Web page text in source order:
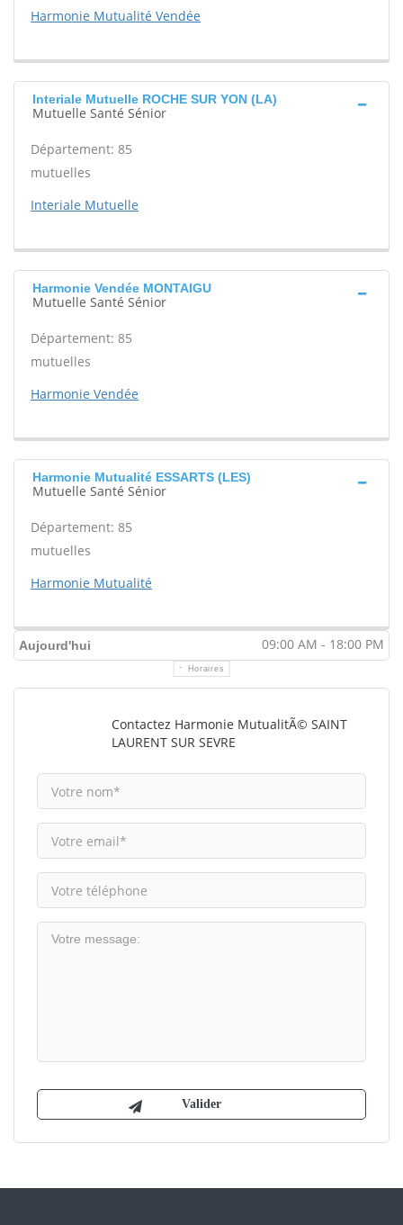
Harmonie Mutualité Vendée
Interiale Mutuelle ROCHE SUR YON (LA)
Mutuelle Santé Sénior
Département: 85
mutuelles
Interiale Mutuelle
Harmonie Vendée MONTAIGU
Mutuelle Santé Sénior
Département: 85
mutuelles
Harmonie Vendée
Harmonie Mutualité ESSARTS (LES)
Mutuelle Santé Sénior
Département: 85
mutuelles
Harmonie Mutualité
Aujourd'hui 09:00 AM - 18:00 PM
Horaires
Contactez Harmonie MutualitÃ© SAINT
LAURENT SUR SEVRE